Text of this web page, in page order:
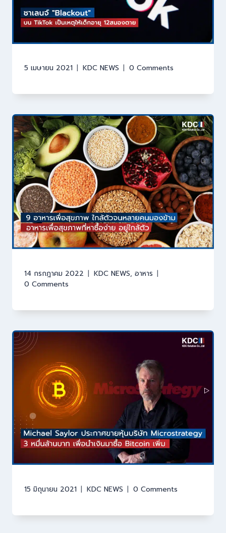
5 เมษายน 2021 KDC NEWS 0 Comments
14 กรกฎาคม 2022 KDC NEWS, อาหาร
0 Comments
15 มิถุนายน 2021 KDC NEWS 0 Comments